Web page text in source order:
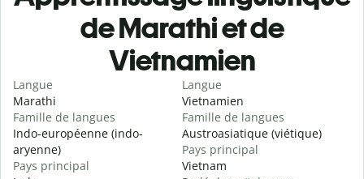
de Marathi et de
Vietnamien
Langue
Marathi
Famille de langues
Indo-européenne (indo-
aryenne)
Pays principal
Langue
Vietnamien
Famille de langues
Austroasiatique (viétique)
Pays principal
Vietnam